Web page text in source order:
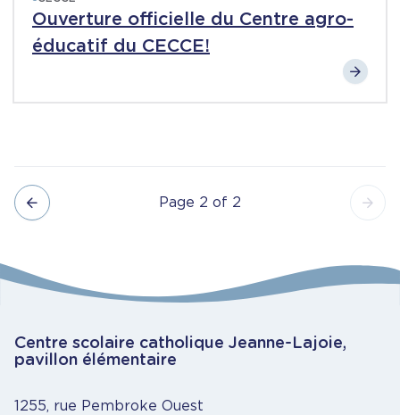
Ouverture officielle du Centre agro-
éducatif du CECCE!
Pagination Page 2 of 2
Centre scolaire catholique Jeanne-Lajoie,
pavillon élémentaire
1255, rue Pembroke Ouest